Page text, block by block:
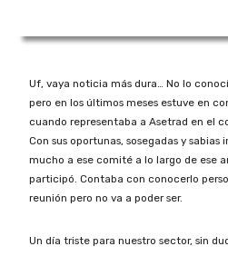
Uf, vaya noticia más dura… No lo
pero en los últimos meses estuve en
cuando representaba a Asetrad en el
Con sus oportunas, sosegadas y
mucho a ese comité a lo largo de ese
participó. Contaba con conocerlo
reunión pero no va a poder ser.
Un día triste para nuestro sector, sin